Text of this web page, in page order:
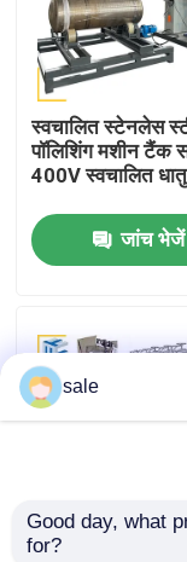
हमारे बारे में
कारखाने का दौरा
गुणवत्ता नियंत्रण
हमसे संपर्क करें
मामले
एक उद्धरण का
टैंक पॉलिशिंग मशीन
स्वचालित स्टेनलेस
पॉलिशिंग मशीन टैंक
400V स्वचालित धातु
जांच भेजें
फिल्टर आवास सतह
sale
Good day, what
for?